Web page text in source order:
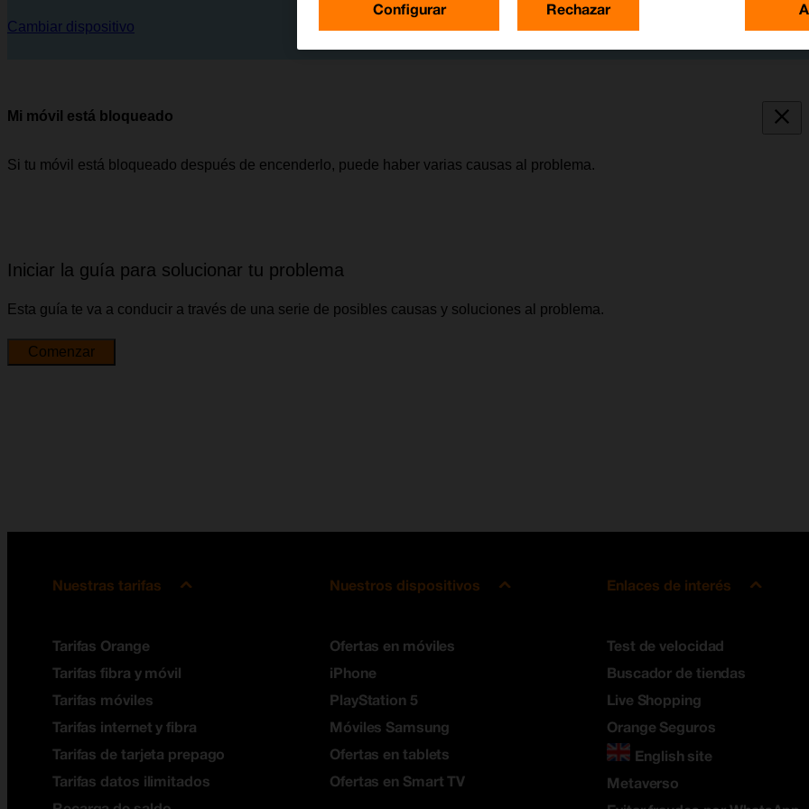
Cambiar dispositivo
Mi móvil está bloqueado
Si tu móvil está bloqueado después de encenderlo, puede haber varias causas al problema.
Iniciar la guía para solucionar tu problema
Esta guía te va a conducir a través de una serie de posibles causas y soluciones al problema.
Comenzar
Nuestras tarifas
Tarifas Orange
Tarifas fibra y móvil
Tarifas móviles
Tarifas internet y fibra
Tarifas de tarjeta prepago
Tarifas datos ilimitados
Nuestros dispositivos
Ofertas en móviles
iPhone
PlayStation 5
Móviles Samsung
Ofertas en tablets
Ofertas en Smart TV
Enlaces de interés
Test de velocidad
Buscador de tiendas
Live Shopping
Orange Seguros
English site
Metaverso
Configurar Rechazar